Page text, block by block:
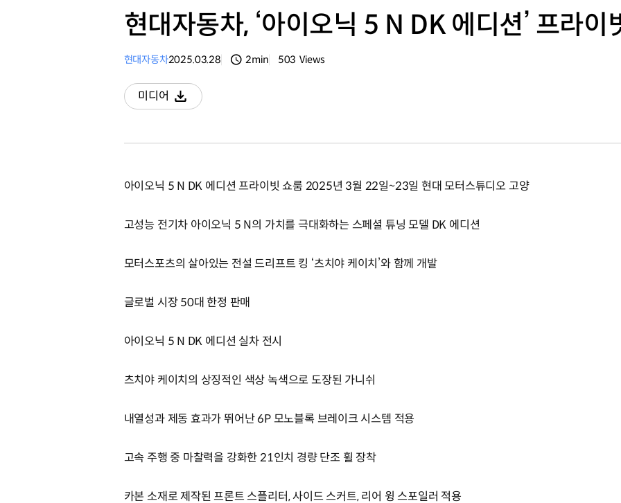
현대자동차, ‘아이오닉 5 N DK 에디션’ 프라이
현대자동차2025.03.28 2min 503 Views
미디어
다운로드
아이오닉 5 N DK 에디션 프라이빗 쇼룸 2025년 3월 22일~23일 현대 모터스튜디오 고양
고성능 전기차 아이오닉 5 N의 가치를 극대화하는 스페셜 튜닝 모델 DK 에디션
모터스포츠의 살아있는 전설 드리프트 킹 ‘츠치야 케이치’와 함께 개발
글로벌 시장 50대 한정 판매
아이오닉 5 N DK 에디션 실차 전시
츠치야 케이치의 상징적인 색상 녹색으로 도장된 가니쉬
내열성과 제동 효과가 뛰어난 6P 모노블록 브레이크 시스템 적용
고속 주행 중 마찰력을 강화한 21인치 경량 단조 휠 장착
카본 소재로 제작된 프론트 스플리터, 사이드 스커트, 리어 윙 스포일러 적용